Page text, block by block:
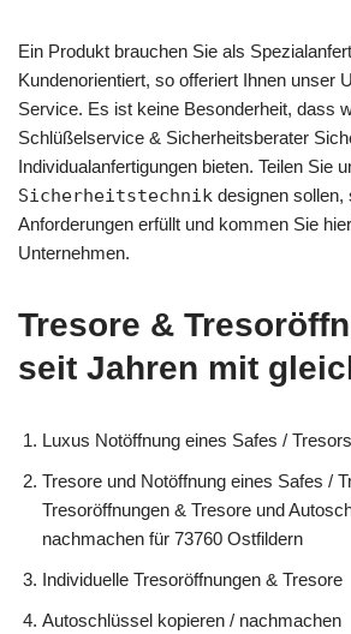
Ein Produkt brauchen Sie als
Kundenorientiert, so offeriert Ihnen unser
Service. Es ist keine Besonderheit, dass
Schlüßelservice & Sicherheitsberater
Individualanfertigungen bieten. Teilen Sie
Sicherheitstechnik designen
Anforderungen erfüllt und kommen Sie
Unternehmen.
Tresore &
seit Jahren mit
Luxus Notöffnung eines Safes / Tresors
Tresore und Notöffnung eines Safes /
Tresoröffnungen & Tresore und
nachmachen für 73760 Ostfildern
Individuelle Tresoröffnungen & Tresore
Autoschlüssel kopieren / nachmachen